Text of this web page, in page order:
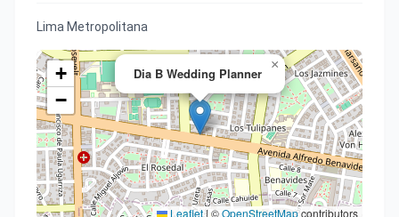
Lima Metropolitana
Dia B Wedding Planner
×
+
−
Leaflet|©OpenStreetMapcontributors